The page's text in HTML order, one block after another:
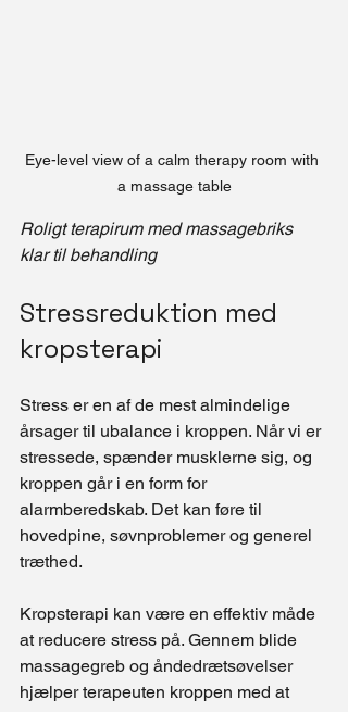
Eye-level view of a calm therapy room with
a massage table
Roligt terapirum med massagebriks
klar til behandling
Stressreduktion med
kropsterapi
Stress er en af de mest almindelige
årsager til ubalance i kroppen. Når vi er
stressede, spænder musklerne sig, og
kroppen går i en form for
alarmberedskab. Det kan føre til
hovedpine, søvnproblemer og generel
træthed.
Kropsterapi kan være en effektiv måde
at reducere stress på. Gennem blide
massagegreb og åndedrætsøvelser
hjælper terapeuten kroppen med at